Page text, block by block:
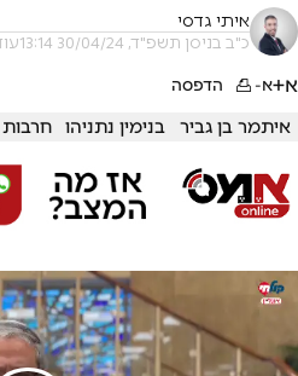
איתי גדסי
כ"ב בניסן תשפ"ד, 30/04/24 13:14 עודכן:
א+א- הדפסה
איתמר בן גביר בנימין נתניהו